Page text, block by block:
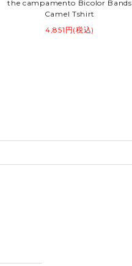
the campamento Bicolor Bands
Camel Tshirt
4,851円(税込)